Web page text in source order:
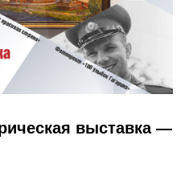
выставка —